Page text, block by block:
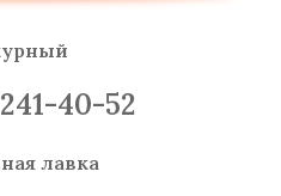
40-52
лавка